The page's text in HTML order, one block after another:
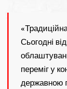
Сьогодні
переміг у
державною